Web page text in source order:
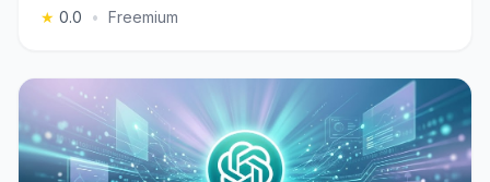
★ 0.0 • Freemium